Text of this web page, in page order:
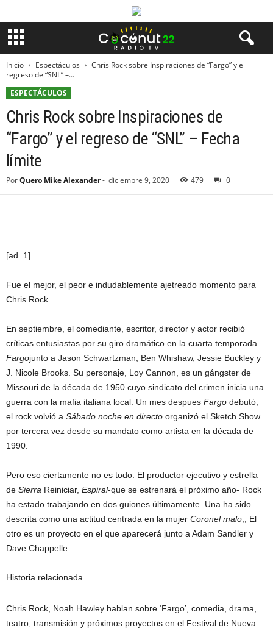
Inicio Espectáculos
Chris Rock sobre Inspiraciones de “Fargo” y el
regreso de “SNL” –...
ESPECTÁCULOS
Chris Rock sobre Inspiraciones de
“Fargo” y el regreso de “SNL” – Fecha
límite
PorQuero Mike Alexander- diciembre 9, 2020 479 0
[ad_1]
Fue el mejor, el peor e indudablemente ajetreado momento para
Chris Rock.
En septiembre, el comediante, escritor, director y actor recibió
críticas entusiastas por su giro dramático en la cuarta temporada.
Fargojunto a Jason Schwartzman, Ben Whishaw, Jessie Buckley y
J. Nicole Brooks. Su personaje, Loy Cannon, es un gángster de
Missouri de la década de 1950 cuyo sindicato del crimen inicia una
guerra con la mafia italiana local. Un mes despues Fargo debutó,
el rock volvió a Sábado noche en directo organizó el Sketch Show
por tercera vez desde su mandato como artista en la década de
1990.
Pero eso ciertamente no es todo. El productor ejecutivo y estrella
de Sierra Reiniciar, Espiral-que se estrenará el próximo año- Rock
ha estado trabajando en dos guiones últimamente. Una ha sido
descrita como una actitud centrada en la mujer Coronel malo;; El
otro es un proyecto en el que aparecerá junto a Adam Sandler y
Dave Chappelle.
Historia relacionada
Chris Rock, Noah Hawley hablan sobre ‘Fargo’, comedia, drama,
teatro, transmisión y próximos proyectos en el Festival de Nueva